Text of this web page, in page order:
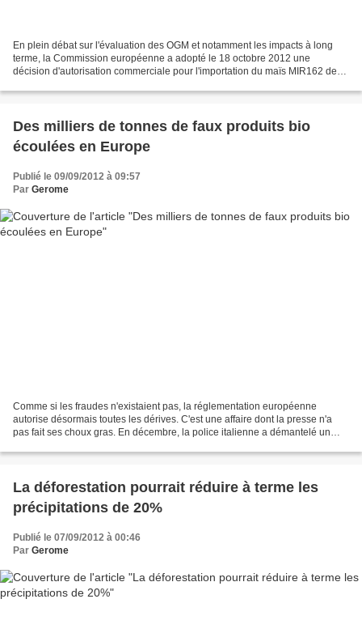
En plein débat sur l'évaluation des OGM et notamment les impacts à long
terme, la Commission européenne a adopté le 18 octobre 2012 une
décision d'autorisation commerciale pour l'importation du maïs MIR162 de
Des milliers de tonnes de faux produits bio
écoulées en Europe
Publié le 09/09/2012 à 09:57
Par Gerome
Comme si les fraudes n'existaient pas, la réglementation européenne
autorise désormais toutes les dérives. C'est une affaire dont la presse n'a
pas fait ses choux gras. En décembre, la police italienne a démantelé un
La déforestation pourrait réduire à terme les
précipitations de 20%
Publié le 07/09/2012 à 00:46
Par Gerome